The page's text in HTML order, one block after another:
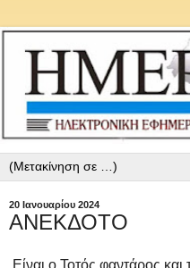
20 Ιανουαρίου 2024
ΑΝΕΚΔΟΤΟ
Είναι ο Τοτός φαντάρος και